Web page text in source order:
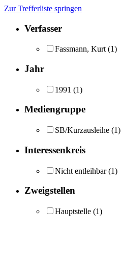
Zur Trefferliste springen
Verfasser
Fassmann, Kurt (1)
Jahr
1991 (1)
Mediengruppe
SB/Kurzausleihe (1)
Interessenkreis
Nicht entleihbar (1)
Zweigstellen
Hauptstelle (1)